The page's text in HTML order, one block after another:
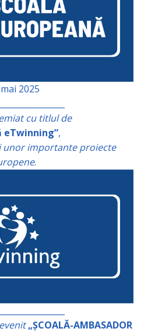
2025
cu titlul de
eTwinning”,
unor importante proiecte
.
„ȘCOALĂ-AMBASADOR